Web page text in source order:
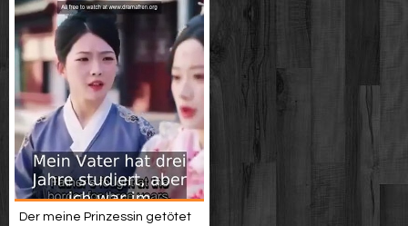
Der meine Prinzessin getötet